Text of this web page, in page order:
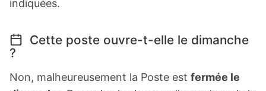
indiquées.
Cette poste ouvre-t-elle le dimanche
?
Non, malheureusement la Poste est fermée le